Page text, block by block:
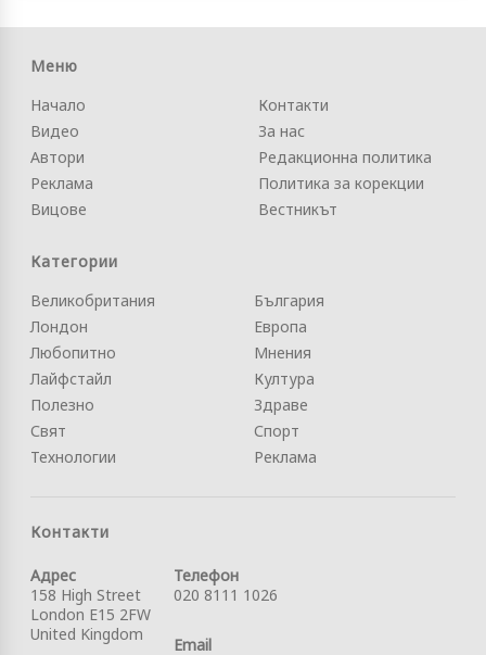
Меню
Начало
Видео
Автори
Реклама
Вицове
Контакти
За нас
Редакционна политика
Политика за корекции
Вестникът
Категории
Великобритания
Лондон
Любопитно
Лайфстайл
Полезно
Свят
Технологии
България
Европа
Мнения
Култура
Здраве
Спорт
Реклама
Контакти
Адрес
158 High Street
London E15 2FW
United Kingdom
Телефон
020 8111 1026
Email